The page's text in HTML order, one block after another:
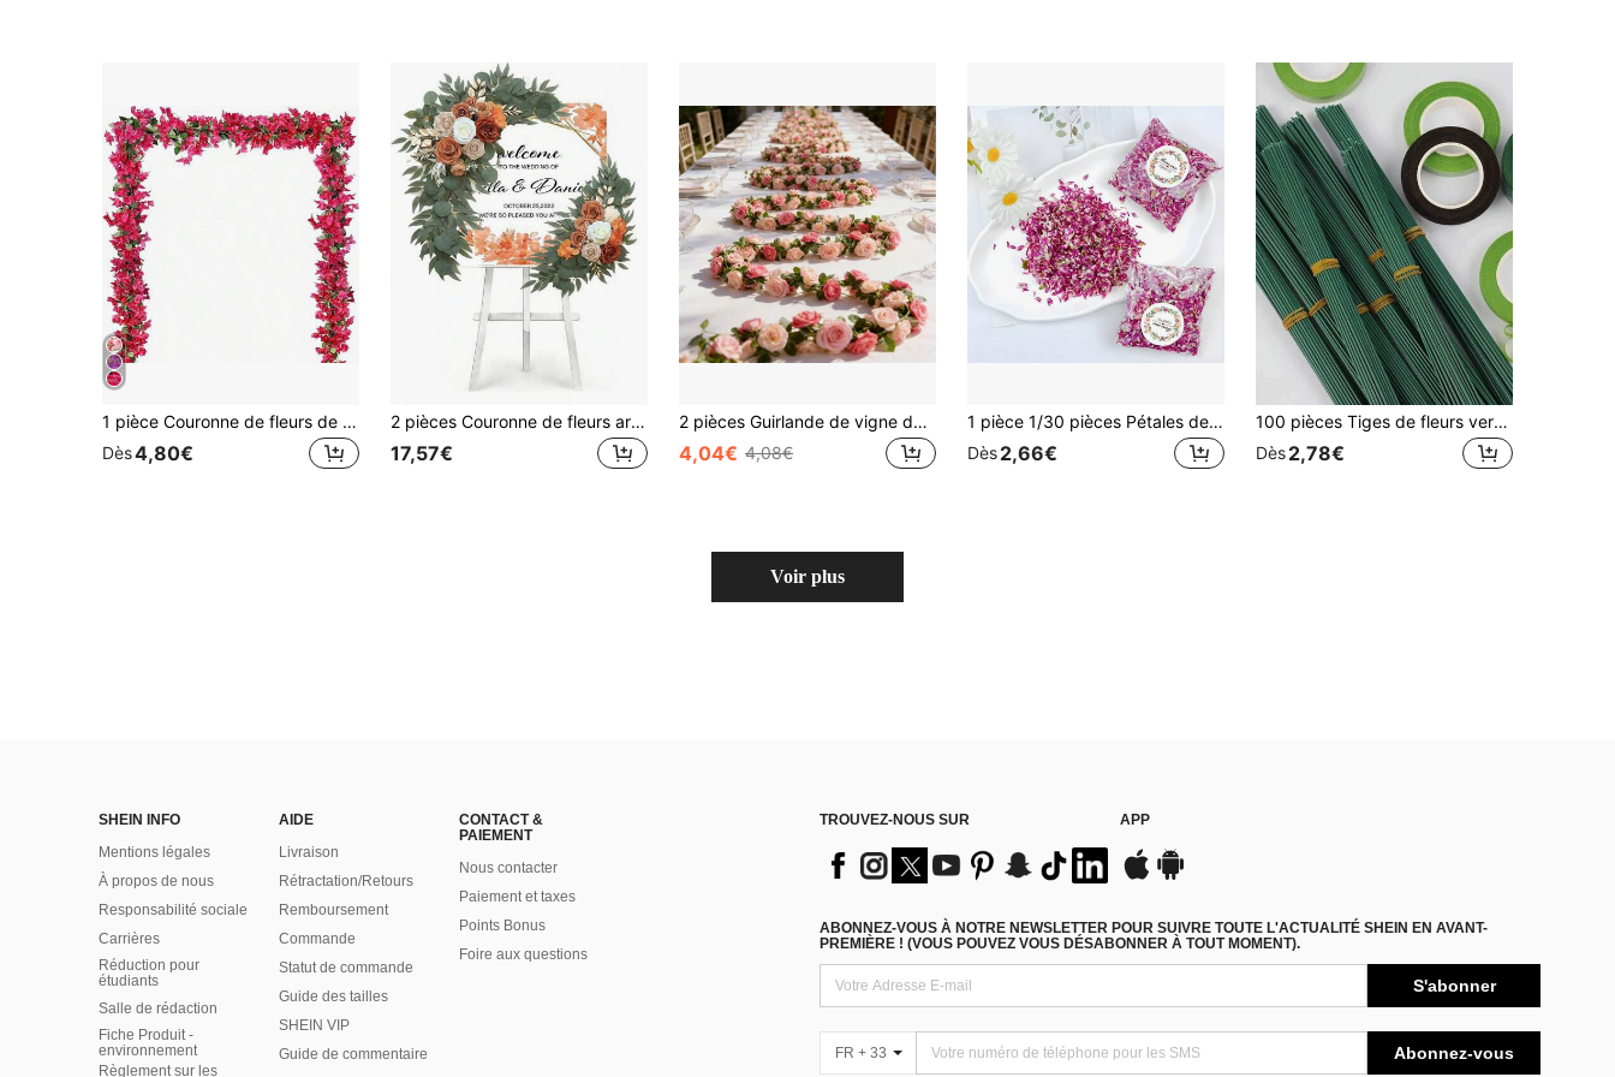
1 pièce Couronne de fleurs de grenade artificielle de 1,8 m, couronne de fleurs en soie fausse triangulaire, convient pour la décoration de centre de table, le chemin de table, l'arche de mariage et la décoration murale
Dès4,80€
2 pièces Couronne de fleurs artificielles, convient pour le panneau d'accueil de mariage, la décoration de la cérémonie et de la réception de mariage (couleur terracotta)
17,57€
2 pièces Guirlande de vigne de rose de printemps artificielle extra longue double rose, décoration florale de vigne pour arche, convient pour la Saint-Valentin, les fêtes, les mariages, les anniversaires, la décoration murale d'arche, la décoration DIY, la décoration de jardin pour la Fête des Mères, la décoration de porte et de fenêtre, l'habillage mural, l'accentuation de l'emballage cadeau, l'arrangement de décoration intérieure, durable et facile à plier, floraison durable sans décoloration (l'image du produit réel est la figure 7, 8 pièces peuvent obtenir l'effet de la figure 1, les fleurs tombées peuvent être réinsérées dans la racine, une légère chute est normale et n'affecte pas l'utilisation)
4,04€ 4,08€
1 pièce 1/30 pièces Pétales de fleurs artificielles violets pour emballage et décoration - Parfait pour la fabrication de savon, les bougies faites main DIY, l'arrangement de fleurs séchées, le diffuseur d'aromathérapie - Décoration de pétales jetés à la main pour fêtes, mariages et scènes de fête, confettis colorés
Dès2,66€
100 pièces Tiges de fleurs vertes, fil floral imperméable, matériaux d'artisanat floral DIY, convient pour Pâques, la Fête des Mères, Noël, la Saint-Valentin, la confection de bouquets de mariage DIY et les arrangements floraux
Dès2,78€
Voir plus
SHEIN INFO
Mentions légales
À propos de nous
Responsabilité sociale
Carrières
Réduction pour
étudiants
Salle de rédaction
Fiche Produit -
environnement
Règlement sur les
AIDE
Livraison
Rétractation/Retours
Remboursement
Commande
Statut de commande
Guide des tailles
SHEIN VIP
Guide de commentaire
CONTACT &
PAIEMENT
Nous contacter
Paiement et taxes
Points Bonus
Foire aux questions
TROUVEZ-NOUS SUR APP
ABONNEZ-VOUS À NOTRE NEWSLETTER POUR SUIVRE TOUTE L'ACTUALITÉ SHEIN EN AVANT-
PREMIÈRE ! (VOUS POUVEZ VOUS DÉSABONNER À TOUT MOMENT).
S'abonner
FR + 33 Abonnez-vous